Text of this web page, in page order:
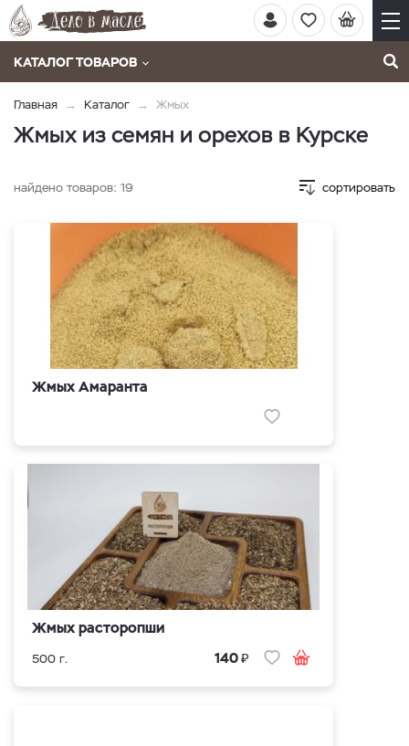
КАТАЛОГ ТОВАРОВ
Главная Каталог Жмых
Жмых из семян и орехов в Курске
найдено товаров: 19 сортировать
Жмых Амаранта
Жмых расторопши
500 г. 140₽